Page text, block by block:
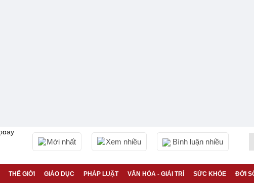
Mới nhất Xem nhiều Bình luận nhiều
THẾ GIỚI GIÁO DỤC PHÁP LUẬT VĂN HÓA - GIẢI TRÍ SỨC KHỎE ĐỜI